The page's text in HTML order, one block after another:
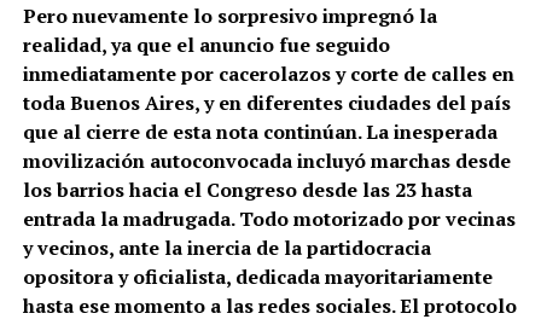
Pero nuevamente lo sorpresivo impregnó la
realidad, ya que el anuncio fue seguido
inmediatamente por cacerolazos y corte de calles en
toda Buenos Aires, y en diferentes ciudades del país
que al cierre de esta nota continúan. La inesperada
movilización autoconvocada incluyó marchas desde
los barrios hacia el Congreso desde las 23 hasta
entrada la madrugada. Todo motorizado por vecinas
y vecinos, ante la inercia de la partidocracia
opositora y oficialista, dedicada mayoritariamente
hasta ese momento a las redes sociales. El protocolo